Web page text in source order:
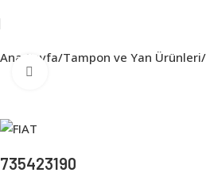
Ana Sayfa Tampon ve Yan Ürünleri
735423190